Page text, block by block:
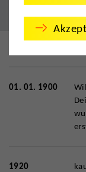
01. 01. 1900
1920